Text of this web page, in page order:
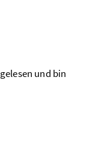
gelesen und bin